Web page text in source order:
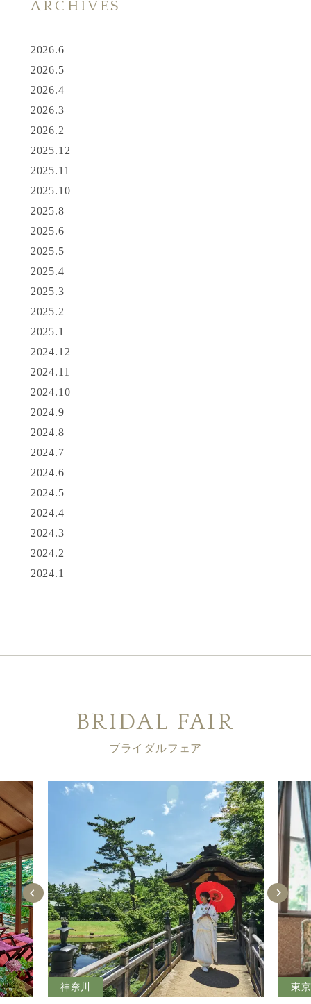
ARCHIVES
2026.6
2026.5
2026.4
2026.3
2026.2
2025.12
2025.11
2025.10
2025.8
2025.6
2025.5
2025.4
2025.3
2025.2
2025.1
2024.12
2024.11
2024.10
2024.9
2024.8
2024.7
2024.6
2024.5
2024.4
2024.3
2024.2
2024.1
BRIDAL FAIR
ブライダルフェア
神奈川 東京